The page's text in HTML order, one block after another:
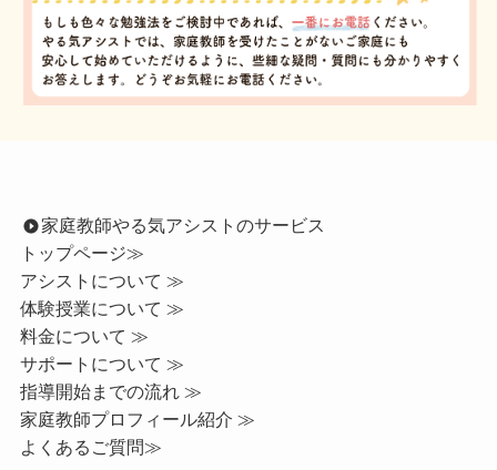
家庭教師やる気アシストのサービス
トップページ≫
アシストについて ≫
体験授業について ≫
料金について ≫
サポートについて ≫
指導開始までの流れ ≫
家庭教師プロフィール紹介 ≫
よくあるご質問≫